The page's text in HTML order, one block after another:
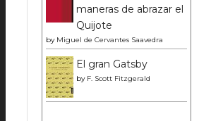
maneras de abrazar el
Quijote
by Miguel de Cervantes Saavedra
El gran Gatsby
by F. Scott Fitzgerald